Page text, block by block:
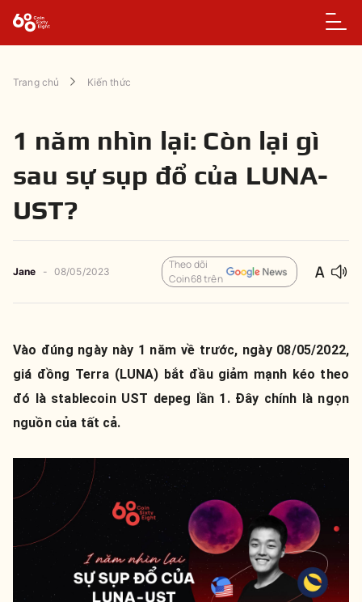
Trang chủ Kiến thức
1 năm nhìn lại: Còn lại gì
sau sự sụp đổ của LUNA-
UST?
Jane - 08/05/2023
Theo dõi
Coin68 trên
Vào đúng ngày này 1 năm về trước, ngày 08/05/2022,
giá đồng Terra (LUNA) bắt đầu giảm mạnh kéo theo
đó là stablecoin UST depeg lần 1. Đây chính là ngọn
nguồn của tất cả.